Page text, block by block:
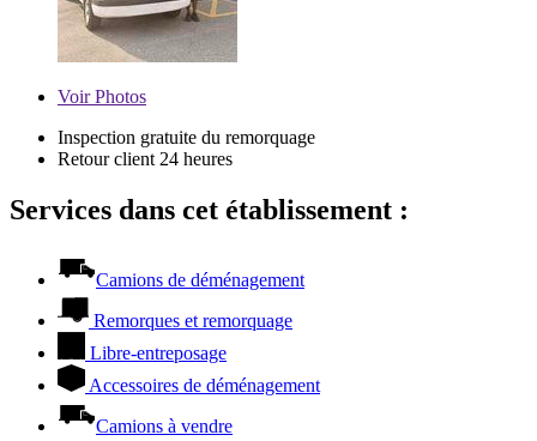
VoirPhotos
Inspection gratuite du remorquage
Retour client 24 heures
Services dans cet établissement :
Camions de déménagement
Remorques et remorquage
Libre-entreposage
Accessoires de déménagement
Camions à vendre